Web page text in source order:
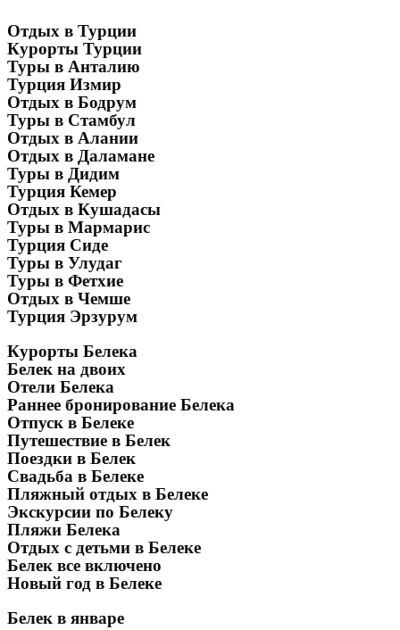
Отдых в Турции
Курорты Турции
Туры в Анталию
Турция Измир
Отдых в Бодрум
Туры в Стамбул
Отдых в Алании
Отдых в Даламане
Туры в Дидим
Турция Кемер
Отдых в Кушадасы
Туры в Мармарис
Турция Сиде
Туры в Улудаг
Туры в Фетхие
Отдых в Чемше
Турция Эрзурум
Курорты Белека
Белек на двоих
Отели Белека
Раннее бронирование Белека
Отпуск в Белеке
Путешествие в Белек
Поездки в Белек
Свадьба в Белеке
Пляжный отдых в Белеке
Экскурсии по Белеку
Пляжи Белека
Отдых с детьми в Белеке
Белек все включено
Новый год в Белеке
Белек в январе